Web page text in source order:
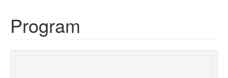
Program